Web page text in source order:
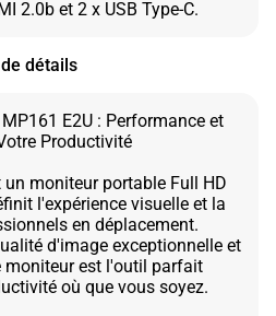
détails
E2U : Performance et
Productivité
un moniteur portable Full HD
l'expérience visuelle et la
en déplacement.
d'image exceptionnelle et
moniteur est l'outil parfait
où que vous soyez.